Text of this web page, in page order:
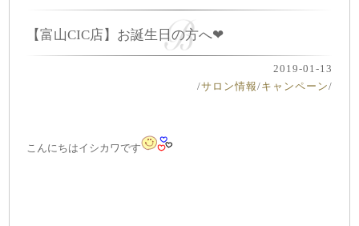
【富山CIC店】お誕生日の方へ❤
2019-01-13
/サロン情報/キャンペーン/
こんにちはイシカワです